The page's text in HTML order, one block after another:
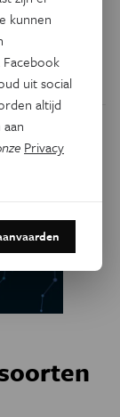
waar
talrijk.
kunnen
uit social
altijd
Privacy